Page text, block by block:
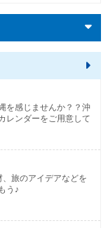
を感じませんか？？沖
レンダーをご用意して
旅のアイデアなどを
う♪